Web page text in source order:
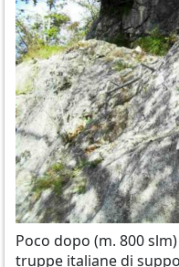
Poco dopo (m. 800
truppe italiane di